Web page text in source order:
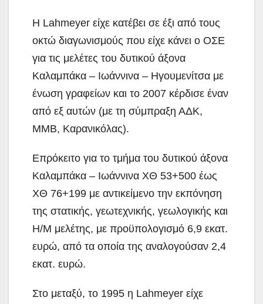
Η Lahmeyer είχε κατέβει σε έξι από τους
οκτώ διαγωνισμούς που είχε κάνει ο ΟΣΕ
για τις μελέτες του δυτικού άξονα
Καλαμπάκα – Ιωάννινα – Ηγουμενίτσα με
ένωση γραφείων και το 2007 κέρδισε έναν
από εξ αυτών (με τη σύμπραξη ΑΔΚ,
ΜΜΒ, Καρανικόλας).
Επρόκειτο για το τμήμα του δυτικού άξονα
Καλαμπάκα – Ιωάννινα ΧΘ 53+500 έως
ΧΘ 76+199 με αντικείμενο την εκπόνηση
της στατικής, γεωτεχνικής, γεωλογικής και
Η/Μ μελέτης, με προϋπολογισμό 6,9 εκατ.
ευρώ, από τα οποία της αναλογούσαν 2,4
εκατ. ευρώ.
Στο μεταξύ, το 1995 η Lahmeyer είχε